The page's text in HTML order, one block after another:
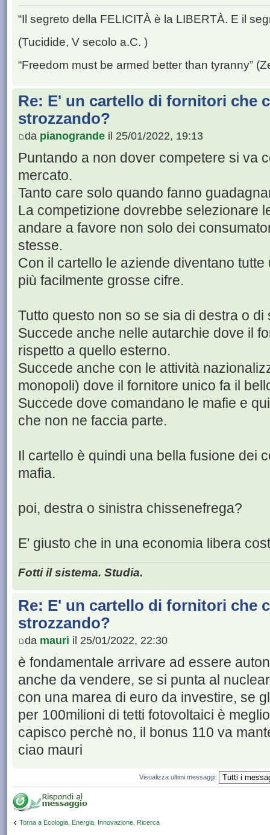
“Il segreto della FELICITÀ è la LIBERTÀ. E il
(Tucidide, V secolo a.C. )
“Freedom must be armed better than tyranny”
Re: E' un cartello di fornitori che
strozzando?
da pianogrande il 25/01/2022, 19:13
Puntando a non dover competere si va
mercato.
Tanto care solo quando fanno
La competizione dovrebbe selezionare
andare a favore non solo dei
stesse.
Con il cartello le aziende diventano
più facilmente grosse cifre.
Tutto questo non so se sia di destra o di
Succede anche nelle autarchie dove il
rispetto a quello esterno.
Succede anche con le attività
monopoli) dove il fornitore unico fa il
Succede dove comandano le mafie e
che non ne faccia parte.
Il cartello è quindi una bella fusione dei
mafia.
poi, destra o sinistra chissenefrega?
E' giusto che in una economia libera
Fotti il sistema. Studia.
Re: E' un cartello di fornitori che
strozzando?
da mauri il 25/01/2022, 22:30
è fondamentale arrivare ad essere
anche da vendere, se si punta al
con una marea di euro da investire, se
per 100milioni di tetti fotovoltaici è
capisco perchè no, il bonus 110 va
ciao mauri
Visualizza ultimi messaggi:
Torna a Ecologia, Energia, Innovazione, Ricerca